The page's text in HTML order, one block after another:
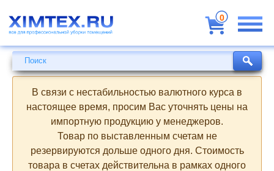
для
профессиональной
уборки
помещений
Поиск
В связи с нестабильностью валютного курса в
настоящее время, просим Вас уточнять цены на
импортную продукцию у менеджеров.
Товар по выставленным счетам не
резервируются дольше одного дня. Стоимость
товара в счетах действительна в рамках одного
Поиск
0